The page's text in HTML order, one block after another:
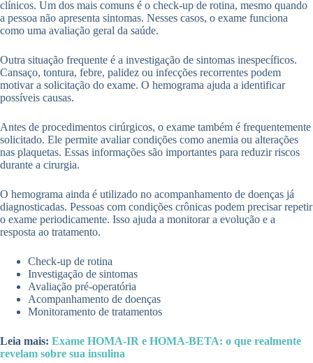
clínicos. Um dos mais comuns é o check-up de rotina, mesmo quando
a pessoa não apresenta sintomas. Nesses casos, o exame funciona
como uma avaliação geral da saúde.
Outra situação frequente é a investigação de sintomas inespecíficos.
Cansaço, tontura, febre, palidez ou infecções recorrentes podem
motivar a solicitação do exame. O hemograma ajuda a identificar
possíveis causas.
Antes de procedimentos cirúrgicos, o exame também é frequentemente
solicitado. Ele permite avaliar condições como anemia ou alterações
nas plaquetas. Essas informações são importantes para reduzir riscos
durante a cirurgia.
O hemograma ainda é utilizado no acompanhamento de doenças já
diagnosticadas. Pessoas com condições crônicas podem precisar repetir
o exame periodicamente. Isso ajuda a monitorar a evolução e a
resposta ao tratamento.
Check-up de rotina
Investigação de sintomas
Avaliação pré-operatória
Acompanhamento de doenças
Monitoramento de tratamentos
Leia mais: Exame HOMA-IR e HOMA-BETA: o que realmente
revelam sobre sua insulina